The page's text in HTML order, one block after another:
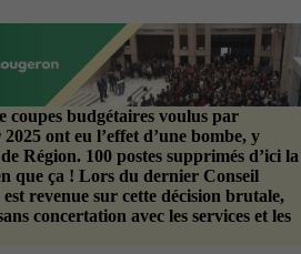
coupes budgétaires voulus par
ont eu l’effet d’une bombe, y
Région. 100 postes supprimés d’ici la
que ça ! Lors du dernier Conseil
revenue sur cette décision brutale,
concertation avec les services et les